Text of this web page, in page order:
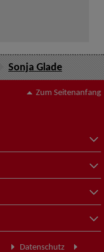
Sonja Glade
Zum Seitenanfang
Datenschutz